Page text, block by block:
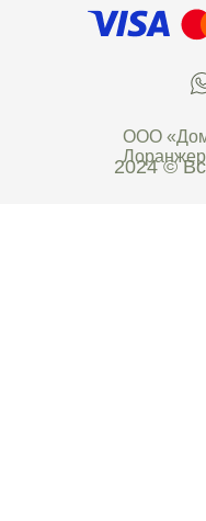
ООО «Дом
2024 ©